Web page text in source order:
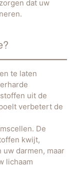
dat uw
te laten
uit de
verbetert de
De
kwijt,
darmen, maar
lichaam